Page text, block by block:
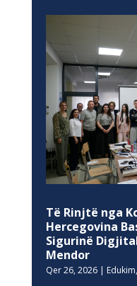
Të Rinjtë nga
Hercegovina
Sigurinë
Mendor
Qer 26, 2026| Edukim,